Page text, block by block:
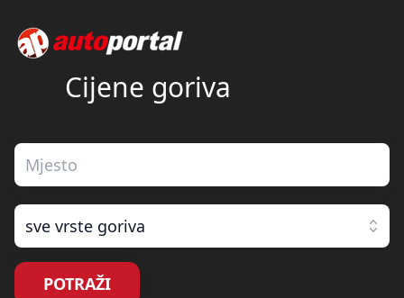
Cijene goriva
sve vrste goriva
POTRAŽI